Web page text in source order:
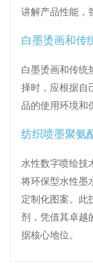
讲解产品性能，
白墨烫画和传
白墨烫画和传统
择时，应根据自
品的使用环境和
纺织喷墨聚氨
水性数字喷绘技
将环保型水性墨
定制化图案。此
剂，凭借其卓越
据核心地位。